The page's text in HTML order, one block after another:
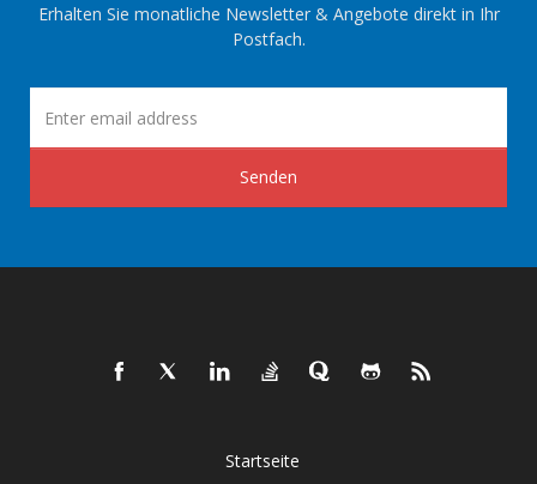
Erhalten Sie monatliche Newsletter & Angebote direkt in Ihr
Postfach.
Senden
Startseite